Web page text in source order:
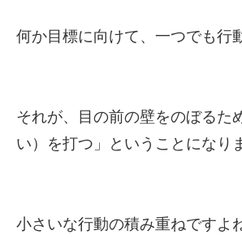
何か目標に向けて、一つでも行
それが、目の前の壁をのぼるた
い）を打つ」ということになり
小さいな行動の積み重ねですよ